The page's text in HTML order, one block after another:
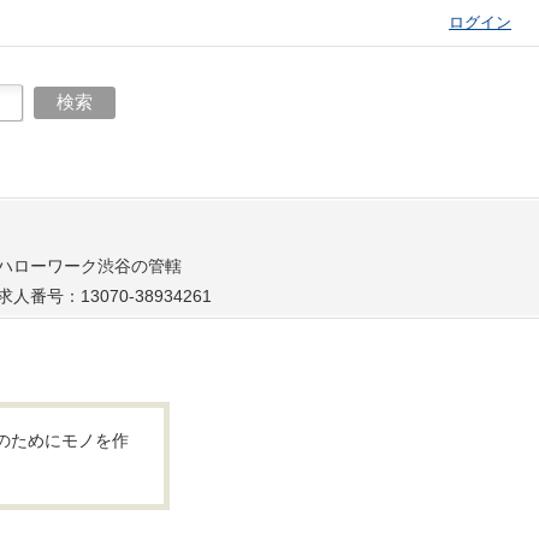
ログイン
ローワーク渋谷の管轄
人番号：13070-38934261
ためにモノを作